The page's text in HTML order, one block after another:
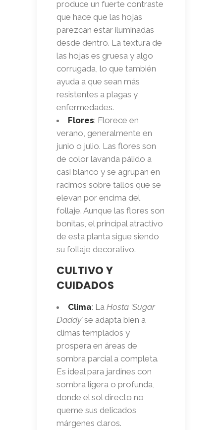
produce un fuerte contraste
que hace que las hojas
parezcan estar iluminadas
desde dentro. La textura de
las hojas es gruesa y algo
corrugada, lo que también
ayuda a que sean más
resistentes a plagas y
enfermedades.
Flores: Florece en
verano, generalmente en
junio o julio. Las flores son
de color lavanda pálido a
casi blanco y se agrupan en
racimos sobre tallos que se
elevan por encima del
follaje. Aunque las flores son
bonitas, el principal atractivo
de esta planta sigue siendo
su follaje decorativo.
CULTIVO Y
CUIDADOS
Clima: La Hosta ‘Sugar
Daddy’se adapta bien a
climas templados y
prospera en áreas de
sombra parcial a completa.
Es ideal para jardines con
sombra ligera o profunda,
donde el sol directo no
queme sus delicados
márgenes claros.